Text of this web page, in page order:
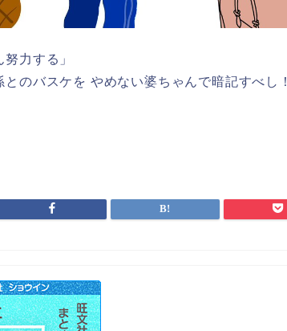
努力する」
とのバスケを やめない婆ちゃんで暗記すべし！